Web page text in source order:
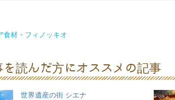
食材・フィノッキオ
を読んだ方にオススメの記事
世界遺産の街 シエナ